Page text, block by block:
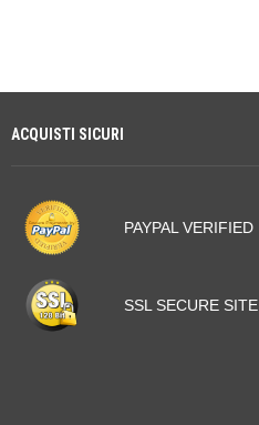
ACQUISTI SICURI
PAYPAL VERIFIED
SSL SECURE SITE